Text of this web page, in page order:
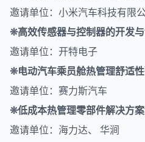
邀请单位：小米汽车科技有限
❊高效传感器与控制器的开发
邀请单位：开特电子
❊电动汽车乘员舱热管理舒适
邀请单位：赛力斯汽车
❊低成本热管理零部件解决方
邀请单位：海力达、 华涧